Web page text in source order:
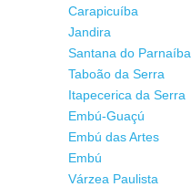
Carapicuíba
Jandira
Santana do Parnaíba
Taboão da Serra
Itapecerica da Serra
Embú-Guaçú
Embú das Artes
Embú
Várzea Paulista